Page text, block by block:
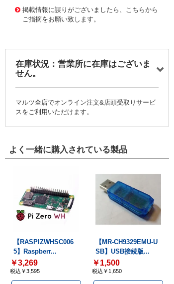
掲載情報に誤りがございましたら、こちらから
ご指摘をお願い致します。
在庫状況：営業所に在庫はございま
せん。
マルツ全店でオンライン注文&店頭受取りサービ
スをご利用いただけます。
よく一緒に購入されている製品
【RASPIZWHSC006
5】Raspberr...
￥3,269
税込￥3,595
【MR-CH9329EMU-U
SB】USB接続版...
￥1,500
税込￥1,650